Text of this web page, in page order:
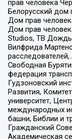
прав человека
Белорусский дом
Дом прав
Дом прав
Studios, ТВ
Вилфрида
Свободная
федерация
Гудзоновский
Развития,
университет,
международных
башни, Библии и
Гражданский
Академическая